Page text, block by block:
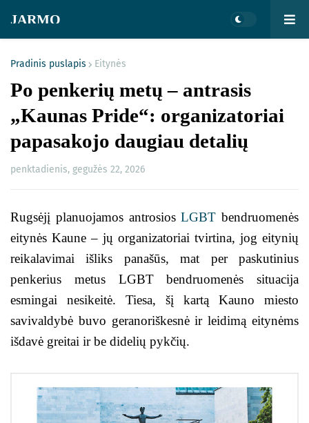
JARMO
Pradinis puslapis Eitynės
Po penkerių metų – antrasis
„Kaunas Pride“: organizatoriai
papasakojo daugiau detalių
penktadienis, gegužės 22, 2026
Rugsėjį planuojamos antrosiosLGBT bendruomenės
eitynės Kaune – jų organizatoriai tvirtina, jog eitynių
reikalavimai išliks panašūs, mat per paskutinius
penkerius metus LGBT bendruomenės situacija
esmingai nesikeitė. Tiesa, šį kartą Kauno miesto
savivaldybė buvo geranoriškesnė ir leidimą eitynėms
išdavė greitai ir be didelių pykčių.